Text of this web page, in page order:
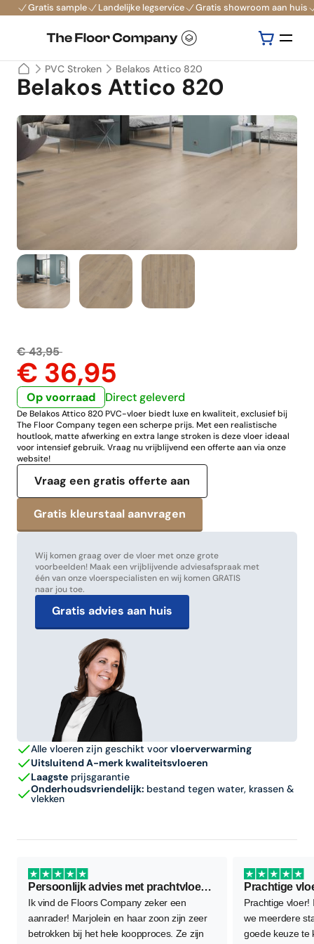
Gratis sample Landelijke legservice Gratis showroom aan huis
PVC Stroken Belakos Attico 820
Belakos Attico 820
€ 36,95
€ 43,95
Op voorraad Direct geleverd
De Belakos Attico 820 PVC-vloer biedt luxe en kwaliteit, exclusief bij
The Floor Company tegen een scherpe prijs. Met een realistische
houtlook, matte afwerking en extra lange stroken is deze vloer ideaal
voor intensief gebruik. Vraag nu vrijblijvend een offerte aan via onze
website!
Vraag een gratis offerte aan
Wij komen graag over de vloer met onze grote
voorbeelden! Maak een vrijblijvende adviesafspraak met
één van onze vloerspecialisten en wij komen GRATIS
naar jou toe.
Gratis advies aan huis
Alle vloeren zijn geschikt voor vloerverwarming
Uitsluitend A-merk kwaliteitsvloeren
Laagste prijsgarantie
Onderhoudsvriendelijk: bestand tegen water, krassen &
vlekken
Persoonlijk advies met prachtvloer als resultaat
Ik vind de Floors Company zeker een
aanrader! Marjolein en haar zoon zijn zeer
betrokken bij het hele koopproces. Ze zijn
Prachtige
Prachtige vloer!
we meerdere
goede keuze te